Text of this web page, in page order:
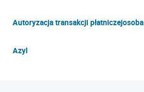
Autoryzacja transakcji płatniczejosoba
Azyl